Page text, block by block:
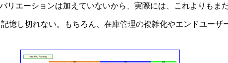
リエーションは加えていないから、実際には、これよりもまだ
し切れない。もちろん、在庫管理の複雑化やエンドユーザ